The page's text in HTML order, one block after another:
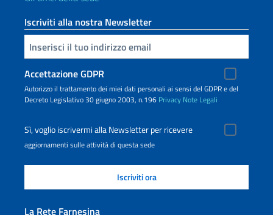
Iscriviti alla nostra Newsletter
Inserisci la tua email
Accettazione GDPR
Autorizzo il trattamento dei miei dati personali ai sensi del GDPR e del
Decreto Legislativo 30 giugno 2003, n.196 Privacy Note Legali
Sì, voglio iscrivermi alla Newsletter per ricevere
aggiornamenti sulle attività di questa sede
La Rete Farnesina